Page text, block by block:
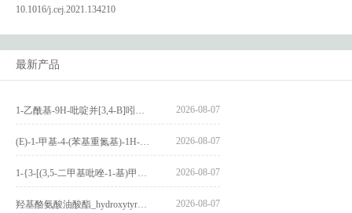
10.1016/j.cej.2021.134210
最新产品
2026-08-07
2026-08-07
2026-08-07
2026-08-07